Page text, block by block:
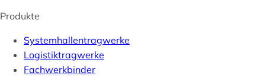
Produkte
Systemhallentragwerke
Logistiktragwerke
Fachwerkbinder